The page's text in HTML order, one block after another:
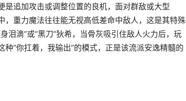
追加攻击或调整位置的良机，面对群敌或大型
，重力魔法往往能无视高低差命中敌人，这是其特殊
泪滴”或“黑刀”狄希，当骨灰吸引住敌人火力后，玩
“你扛着，我输出”的模式，正是该流派安逸精髓的